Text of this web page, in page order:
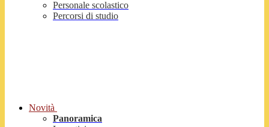
Personale scolastico
Percorsi di studio
Novità
Panoramica